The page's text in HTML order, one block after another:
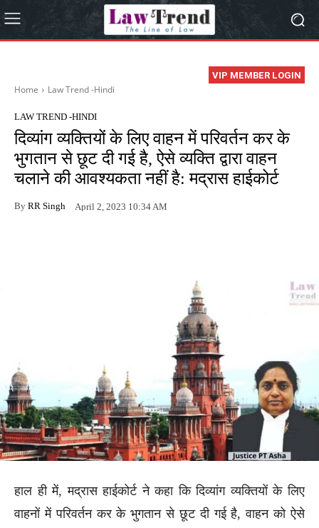
VIP MEMBER LOGIN
Home Law Trend -Hindi
LAW TREND -HINDI
दिव्यांग व्यक्तियों के लिए वाहन में परिवर्तन कर के
भुगतान से छूट दी गई है, ऐसे व्यक्ति द्वारा वाहन
चलाने की आवश्यकता नहीं है: मद्रास हाईकोर्ट
By RR Singh April 2, 2023 10:34 AM
हाल ही में, मद्रास हाईकोर्ट ने कहा कि दिव्यांग व्यक्तियों के लिए
वाहनों में परिवर्तन कर के भुगतान से छूट दी गई है, वाहन को ऐसे